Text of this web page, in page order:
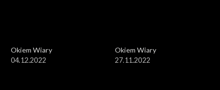
Okiem Wiary
04.12.2022
Okiem Wiary
27.11.2022